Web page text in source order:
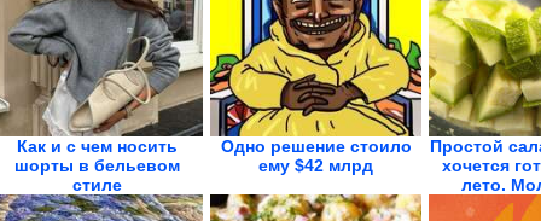
Как и с чем носить
шорты в бельевом
стиле
Одно решение стоило
ему $42 млрд
Простой
хочется
лето.